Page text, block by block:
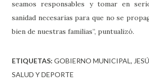
seamos responsables y tomar en
sanidad necesarias para que no se
bien de nuestras familias”, puntualizó.
ETIQUETAS: GOBIERNO MUNICIPAL
SALUD Y DEPORTE